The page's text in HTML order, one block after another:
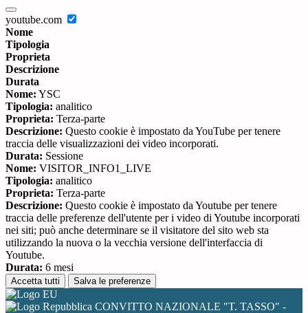
youtube.com
Nome
Tipologia
Proprieta
Descrizione
Durata
Nome: YSC
Tipologia: analitico
Proprieta: Terza-parte
Descrizione: Questo cookie è impostato da YouTube per tenere
traccia delle visualizzazioni dei video incorporati.
Durata: Sessione
Nome: VISITOR_INFO1_LIVE
Tipologia: analitico
Proprieta: Terza-parte
Descrizione: Questo cookie è impostato da Youtube per tenere
traccia delle preferenze dell'utente per i video di Youtube incorporati
nei siti; può anche determinare se il visitatore del sito web sta
utilizzando la nuova o la vecchia versione dell'interfaccia di
Youtube.
Durata: 6 mesi
Accetta tutti Salva le preferenze
CONVITTO NAZIONALE "T. TASSO" -